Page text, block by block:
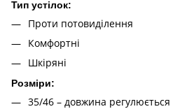
Тип устілок:
Проти потовиділення
Комфортні
Шкіряні
Розміри:
35/46 – довжина регулюється